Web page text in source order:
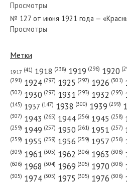
№ 280 от ноября 1972 года —
№ 126 от июня 1925 года —
№ 158 от августа 1946 года —
Просмотры
№ 127 от июня 1921 года —
Просмотры
Метки
1917 (41) 1918 (238) 1919 (296) 1920
(291) 1924 (297) 1925 (297) 1926 (301)
(302) 1930 (297) 1931 (293) 1932 (295)
(145) 1937 (147) 1938 (300) 1939 (299)
(307) 1943 (265) 1944 (256) 1945 (258)
(259) 1949 (257) 1950 (261) 1951 (257)
(259) 1955 (259) 1956 (259) 1957 (256)
(309) 1961 (305) 1962 (306) 1963 (306)
(606) 1968 (304) 1969 (305) 1970 (306)
(305) 1974 (305) 1975 (305) 1976 (306)